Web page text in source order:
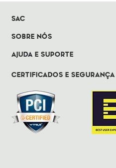
SAC
SOBRE NÓS
AJUDA E SUPORTE
CERTIFICADOS E SEGURANÇA